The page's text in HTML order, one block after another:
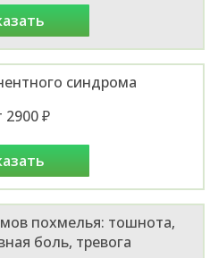
синдрома
2900 ₽
похмелья: тошнота,
боль, тревога